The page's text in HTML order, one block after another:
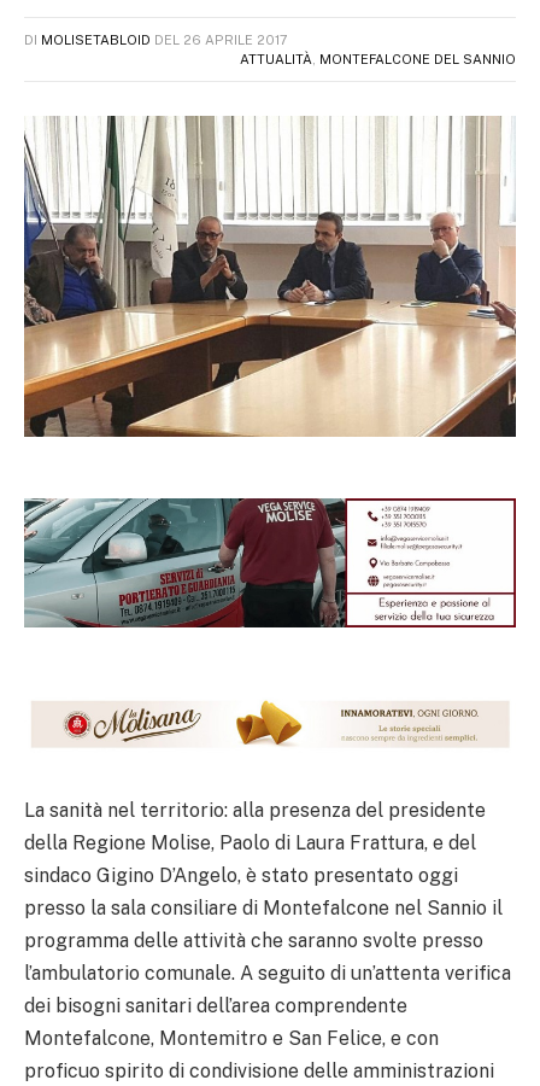
DI MOLISETABLOID DEL 26 APRILE 2017
ATTUALITÀ
MONTEFALCONE DEL SANNIO
La sanità nel territorio: alla presenza del presidente
della Regione Molise, Paolo di Laura Frattura, e del
sindaco Gigino D’Angelo, è stato presentato oggi
presso la sala consiliare di Montefalcone nel Sannio il
programma delle attività che saranno svolte presso
l’ambulatorio comunale. A seguito di un’attenta verifica
dei bisogni sanitari dell’area comprendente
Montefalcone, Montemitro e San Felice, e con
proficuo spirito di condivisione delle amministrazioni